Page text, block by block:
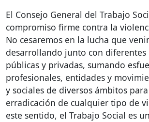
El Consejo General del Trabajo
compromiso firme contra la
No cesaremos en la lucha que
desarrollando junto con diferentes
públicas y privadas, sumando
profesionales, entidades y
y sociales de diversos ámbitos
erradicación de cualquier tipo de
este sentido, el Trabajo Social es